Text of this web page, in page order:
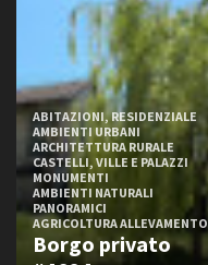
ABITAZIONI, RESIDENZIALE
AMBIENTI URBANI
ARCHITETTURA RURALE
CASTELLI, VILLE E PALAZZI
MONUMENTI
AMBIENTI NATURALI
PANORAMICI
AGRICOLTURA ALLEVAMENTO
Borgo privato